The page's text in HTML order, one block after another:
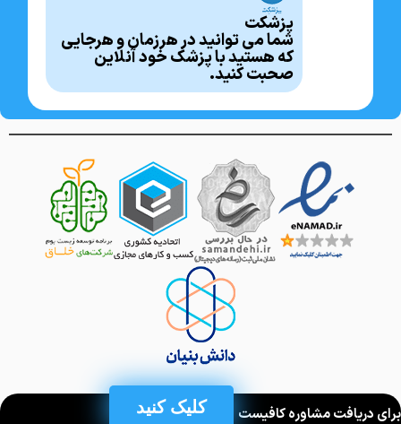
پزشکت
شما می توانید در هرزمان و هرجایی
که هستید با پزشک خود آنلاین
صحبت کنید.
برای دریافت مشاوره کافیست کلیک کنید